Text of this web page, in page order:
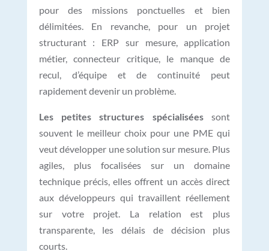
pour des missions ponctuelles et bien
délimitées. En revanche, pour un projet
structurant : ERP sur mesure, application
métier, connecteur critique, le manque de
recul, d’équipe et de continuité peut
rapidement devenir un problème.
Les petites structures spécialiséessont
souvent le meilleur choix pour une PME qui
veut développer une solution sur mesure. Plus
agiles, plus focalisées sur un domaine
technique précis, elles offrent un accès direct
aux développeurs qui travaillent réellement
sur votre projet. La relation est plus
transparente, les délais de décision plus
courts.